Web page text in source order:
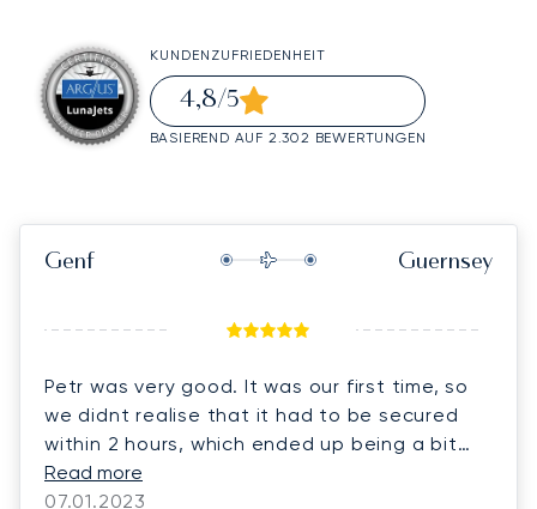
KUNDENZUFRIEDENHEIT
4,8/5
BASIEREND AUF 2.302 BEWERTUNGEN
Genf Guernsey
Petr was very good. It was our first time, so
we didnt realise that it had to be secured
within 2 hours, which ended up being a bit
stressful as the original options had expired
and we had to scramble around with other
Read more
07.01.2023